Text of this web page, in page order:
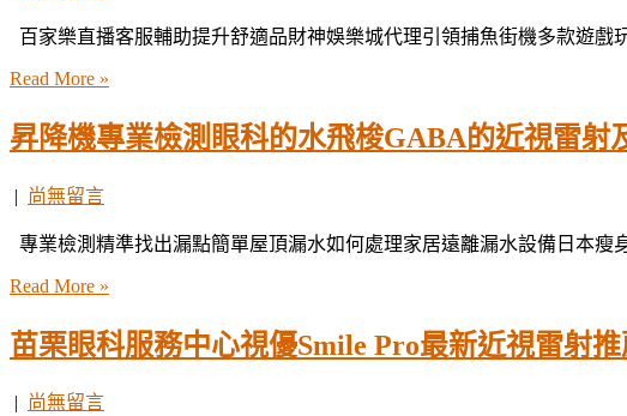
百家樂直播客服輔助提升舒適品財神娛樂城代理引領捕魚街機多款遊
Read More »
昇降機專業檢測眼科的水飛梭GABA的近視雷射
| 尚無留言
專業檢測精準找出漏點簡單屋頂漏水如何處理家居遠離漏水設備日本
Read More »
苗栗眼科服務中心視優Smile Pro最新近視雷射
尚無留言